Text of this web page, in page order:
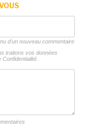
d'un nouveau commentaire
traitons vos données
Confidentialité.